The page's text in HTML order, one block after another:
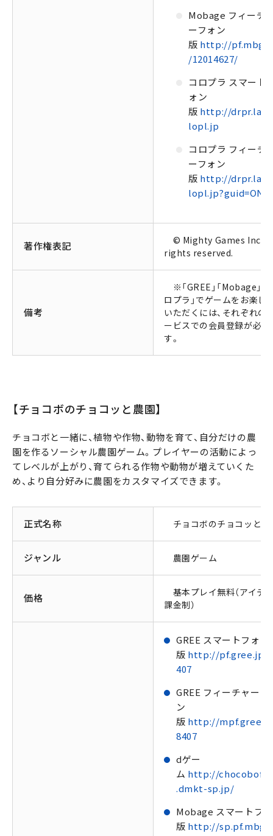
Mobage フィーチ
ーフォン
版 http://
/12014627/
コロプラ スマート
ォン
版 http://
lopl.jp
コロプラ フィーチ
ーフォン
版 http://
lopl.jp?guid=ON
著作権表記
© Mighty Games Inc.
rights reserved.
備考
※「GREE」「Mobage」「
ロプラ」でゲームをお楽し
いただくには、それぞれの
ービスでの会員登録が必要
す。
【チョコボのチョコッと農園】
チョコボと一緒に、植物や作物、動物を育て、自分だけの農
園を作るソーシャル農園ゲーム。プレイヤーの活動によっ
てレベルが上がり、育てられる作物や動物が増えていくた
め、より自分好みに農園をカスタマイズできます。
正式名称 チョコボのチョコッと農
ジャンル 農園ゲーム
価格
基本プレイ無料（アイテ
課金制）
GREE スマートフォン
版 http://pf.gree.jp/
407
GREE フィーチャーフ
ン
版 http://
8407
dゲー
ム http://
.dmkt-sp.jp/
Mobage スマートフ
版 http://